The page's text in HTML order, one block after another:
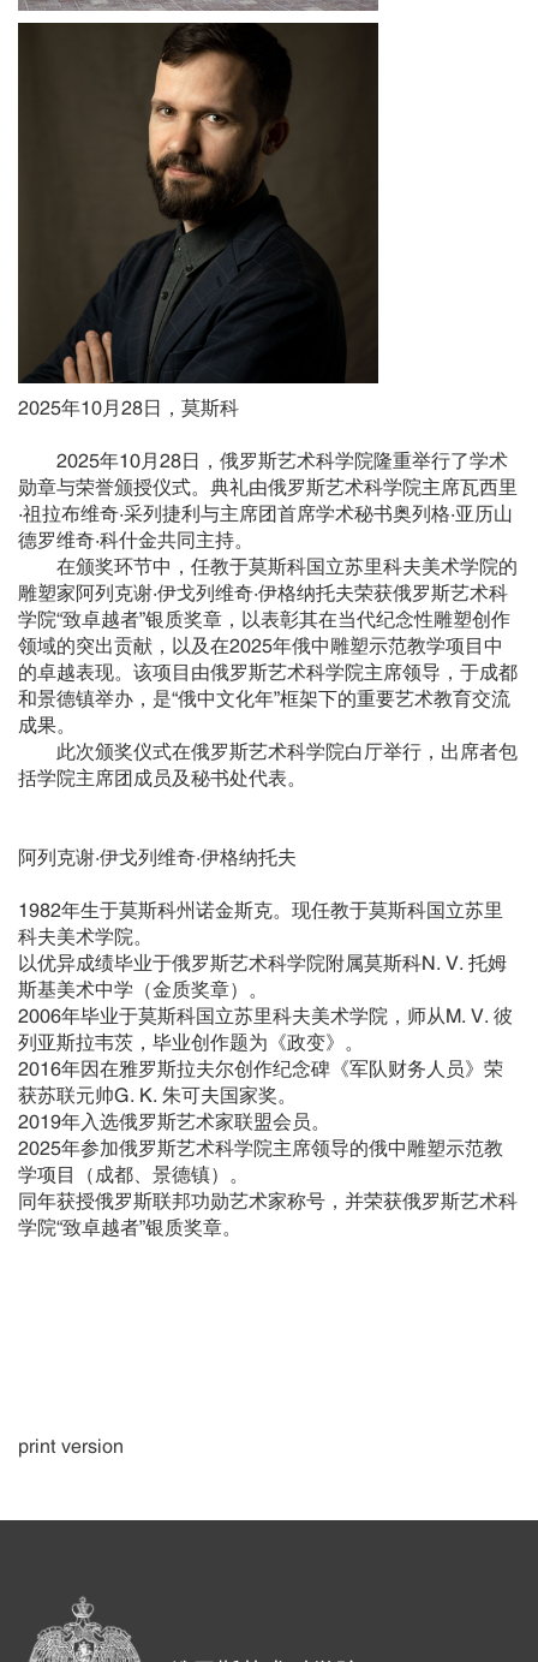
2025年10月28日，莫斯科
2025年10月28日，俄罗斯艺术科学院隆重举行了学术
勋章与荣誉颁授仪式。典礼由俄罗斯艺术科学院主席瓦西里
·祖拉布维奇·采列捷利与主席团首席学术秘书奥列格·亚历山
德罗维奇·科什金共同主持。
在颁奖环节中，任教于莫斯科国立苏里科夫美术学院的
雕塑家阿列克谢·伊戈列维奇·伊格纳托夫荣获俄罗斯艺术科
学院“致卓越者”银质奖章，以表彰其在当代纪念性雕塑创作
领域的突出贡献，以及在2025年俄中雕塑示范教学项目中
的卓越表现。该项目由俄罗斯艺术科学院主席领导，于成都
和景德镇举办，是“俄中文化年”框架下的重要艺术教育交流
成果。
此次颁奖仪式在俄罗斯艺术科学院白厅举行，出席者包
括学院主席团成员及秘书处代表。
阿列克谢·伊戈列维奇·伊格纳托夫
1982年生于莫斯科州诺金斯克。现任教于莫斯科国立苏里
科夫美术学院。
以优异成绩毕业于俄罗斯艺术科学院附属莫斯科N. V. 托姆
斯基美术中学（金质奖章）。
2006年毕业于莫斯科国立苏里科夫美术学院，师从M. V. 彼
列亚斯拉韦茨，毕业创作题为《政变》。
2016年因在雅罗斯拉夫尔创作纪念碑《军队财务人员》荣
获苏联元帅G. K. 朱可夫国家奖。
2019年入选俄罗斯艺术家联盟会员。
2025年参加俄罗斯艺术科学院主席领导的俄中雕塑示范教
学项目（成都、景德镇）。
同年获授俄罗斯联邦功勋艺术家称号，并荣获俄罗斯艺术科
学院“致卓越者”银质奖章。
print version